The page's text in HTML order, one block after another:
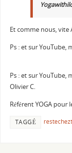
Et comme nous, vite
Ps : et sur YouTube,
Ps : et sur YouTube,
Olivier C.
Référent YOGA pour
TAGGÉ